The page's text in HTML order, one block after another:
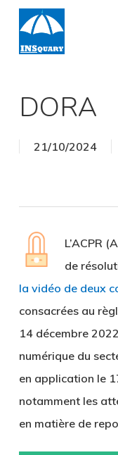
Skip
main
DORA
21/10/2024
L’ACPR
de
la vidéo de deux
consacrées au
14 décembre
numérique du
en application le
notamment les
en matière de